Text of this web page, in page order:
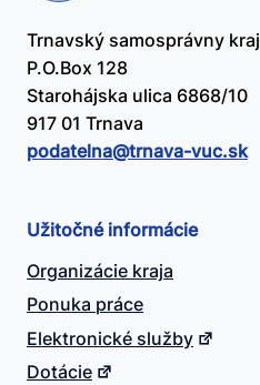
Trnavský samosprávny kraj
P.O.Box 128
Starohájska ulica 6868/10
917 01 Trnava
podatelna@​trnava-vuc.sk
Užitočné informácie
Organizácie kraja
Ponuka práce
Elektronické služby
Dotácie